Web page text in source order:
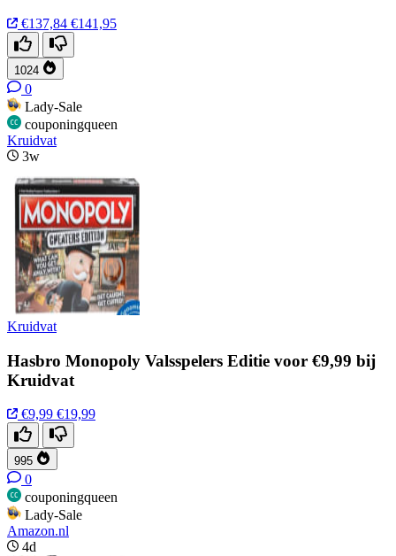
€137,84 €141,95
1024
0
Lady-Sale
couponingqueen
Kruidvat
3w
Kruidvat
Hasbro Monopoly Valsspelers Editie voor €9,99 bij
Kruidvat
€9,99 €19,99
995
0
couponingqueen
Lady-Sale
Amazon.nl
4d